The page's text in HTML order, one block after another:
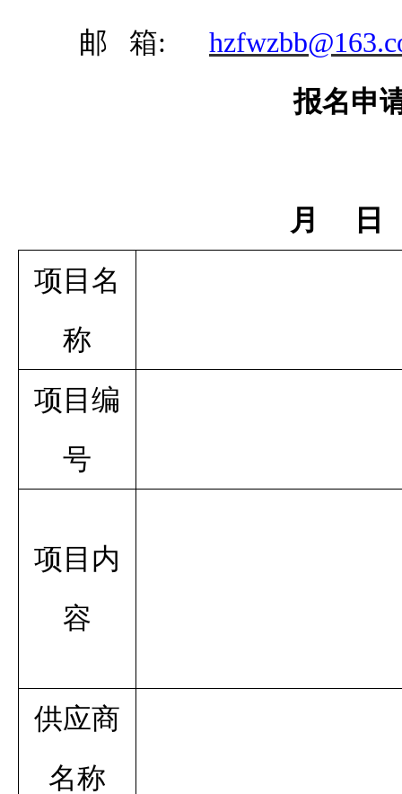
邮
箱:
报名申
月
日
项目 名
称
项目编
号
项目 内
容
供应商
名称